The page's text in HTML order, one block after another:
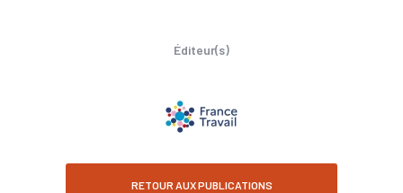
Éditeur(s)
RETOUR AUX PUBLICATIONS